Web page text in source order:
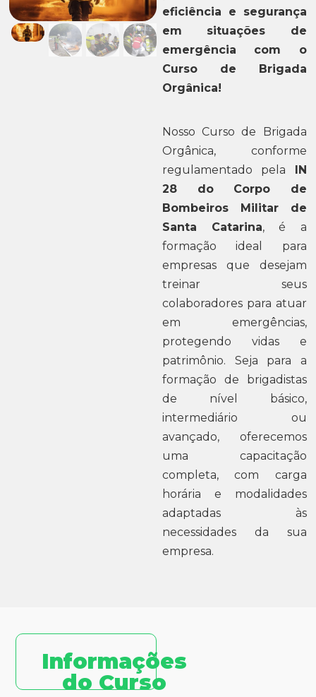
eficiência e segurança
em situações de
emergência com o
Curso de Brigada
Orgânica!
Nosso Curso de Brigada
Orgânica, conforme
regulamentado pela IN
28 do Corpo de
Bombeiros Militar de
Santa Catarina, é a
formação ideal para
empresas que desejam
treinar seus
colaboradores para atuar
em emergências,
protegendo vidas e
patrimônio. Seja para a
formação de brigadistas
de nível básico,
intermediário ou
avançado, oferecemos
uma capacitação
completa, com carga
horária e modalidades
adaptadas às
necessidades da sua
empresa.
Informações
do Curso